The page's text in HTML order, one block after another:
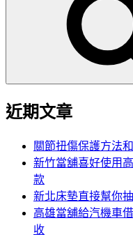
近期文章
關節扭傷保護方法
新竹當舖喜好使用
款
新北床墊直接幫你
高雄當舖給汽機車
收